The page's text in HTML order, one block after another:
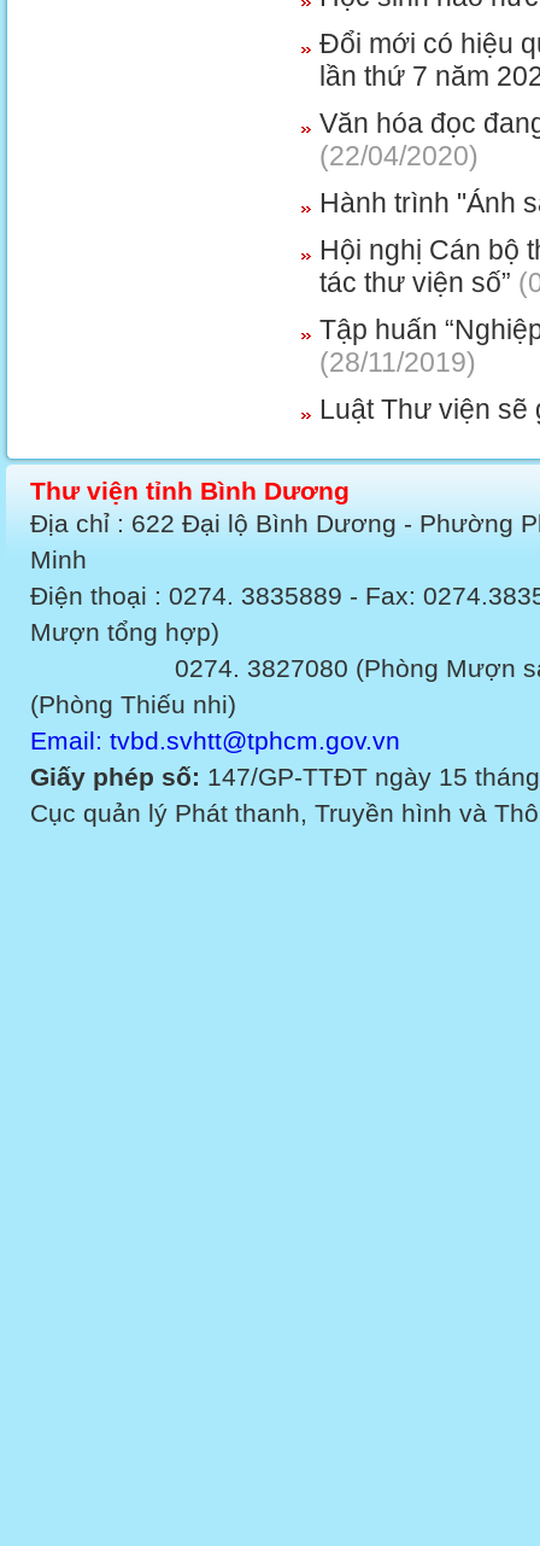
Đổi mới có hiệu
lần thứ 7 năm
Văn hóa đọc
(22/04/2020)
Hành trình "Ánh
Hội nghị Cán bộ
tác thư viện số”
Tập huấn
(28/11/2019)
Luật Thư viện sẽ
Thư viện tỉnh Bình Dương
Địa chỉ : 622 Đại lộ Bình Dương - Phường
Minh
Điện thoại : 0274. 3835889 - Fax:
Mượn tổng hợp)
0274. 3827080 (Phòng Mượn sách
(Phòng Thiếu nhi)
Email: tvbd.svhtt@tphcm.gov.vn
Giấy phép số: 147/GP-TTĐT ngày 15
Cục quản lý Phát thanh, Truyền hình và